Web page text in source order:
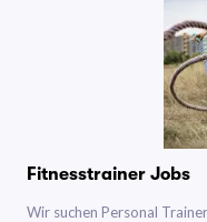
Fitnesstrainer Jobs
Wir suchen Personal